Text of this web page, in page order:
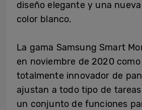
diseño elegante y una
color blanco.
La gama Samsung Smart
en noviembre de 2020
totalmente innovador de
ajustan a todo tipo de
un conjunto de funciones